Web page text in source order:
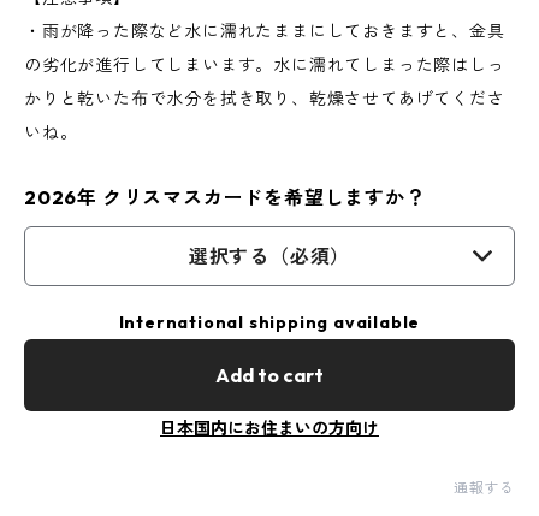
・雨が降った際など水に濡れたままにしておきますと、金具
の劣化が進行してしまいます。水に濡れてしまった際はしっ
かりと乾いた布で水分を拭き取り、乾燥させてあげてくださ
いね。
2026年 クリスマスカードを希望しますか？
選択する（必須）
International shipping available
Add to cart
日本国内にお住まいの方向け
通報する